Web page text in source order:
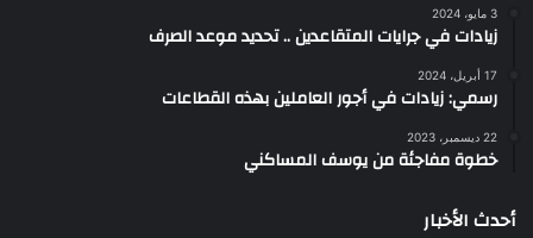
3 مايو، 2024
زيادات في جرايات المتقاعدين .. تحديد موعد الصرف
17 أبريل، 2024
رسمي: زيادات في أجور العاملين بهذه القطاعات
22 ديسمبر، 2023
خطوة مفاجئة من يوسف المساكني
أحدث الأخبار